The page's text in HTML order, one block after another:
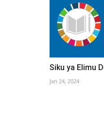
Siku ya Elimu
Jan 24, 2024